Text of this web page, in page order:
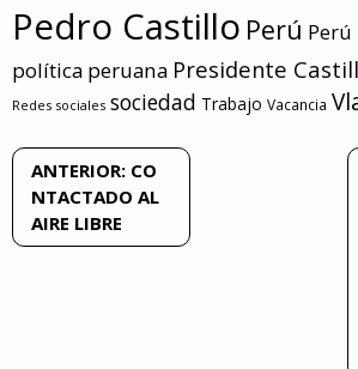
Pedro Castillo Perú Perú
política peruana Presidente
Redes sociales sociedad Trabajo Vacancia
Navegación
de
entradas
ANTERIOR: CO
NTACTADO AL
AIRE LIBRE